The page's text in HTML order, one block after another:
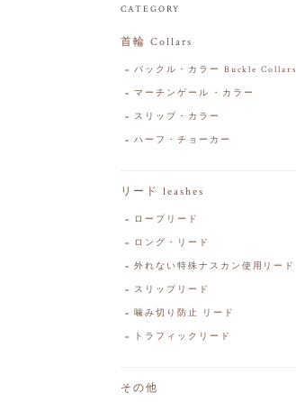
CATEGORY
首輪 Collars
バックル・カラー Buckle Collars
マーチンゲール・カラー
スリップ・カラー
ハーフ・チョーカー
リード leashes
ロープリード
ロング・リード
外れない特殊ナスカン使用リード
スリップリード
噛み切り防止 リード
トラフィックリード
その他